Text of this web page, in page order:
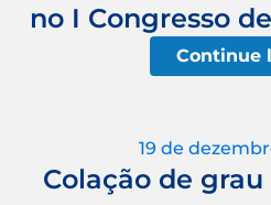
no I Congresso
Continue
19 de
Colação de grau